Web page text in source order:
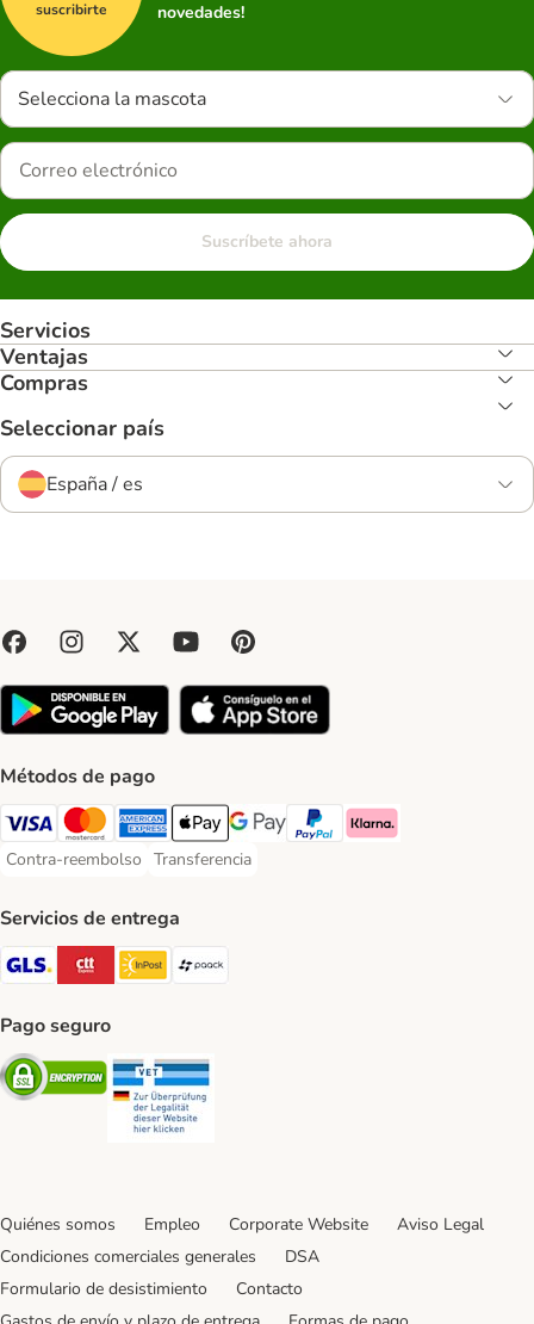
suscribirte
novedades!
Selecciona la mascota
Suscríbete ahora
Servicios
Ventajas
Compras
Seleccionar país
España / es
Métodos de pago
Visa Payment Method
Mastercard Payment Method
American Express Payment Method
Apple Pay Payment Method
Google Pay Payment Method
PayPal Payment Method
Klarna Payment Method
Contra-reembolso
Contra-reembolso Payment Method
Transferencia
Transferencia Payment Method
Servicios de entrega
GLS Shipping Method
CTTExpress Shipping Method
InPost Shipping Method
paack Shipping Method
Pago seguro
Security
Quiénes somos Empleo Corporate Website
Aviso Legal
Condiciones comerciales generales
DSA
Formulario de desistimiento
Contacto